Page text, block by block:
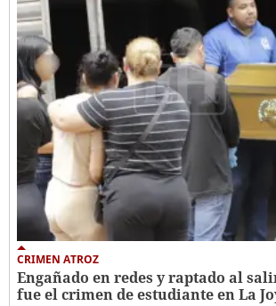
CRIMEN ATROZ
Engañado en redes y raptado al
fue el crimen de estudiante en La